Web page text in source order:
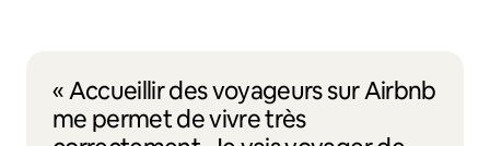
« Accueillir des voyageurs sur Airbnb
me permet de vivre très